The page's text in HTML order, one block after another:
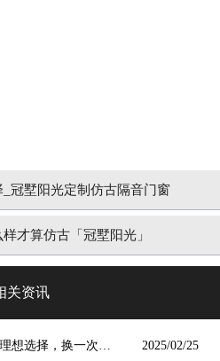
冠墅阳光定制仿古隔音门窗
才算仿古「冠墅阳光」
关资讯
想选择，换一次用
2025/02/25